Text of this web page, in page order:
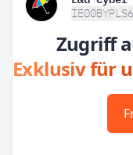
Zugriff
Exklusiv für